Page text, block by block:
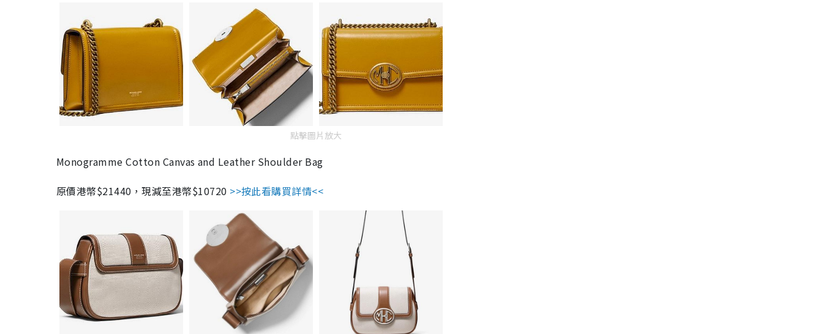
點擊圖片放大
Monogramme Cotton Canvas and Leather Shoulder Bag
原價港幣$21440，現減至港幣$10720 >>按此看購買詳情<<